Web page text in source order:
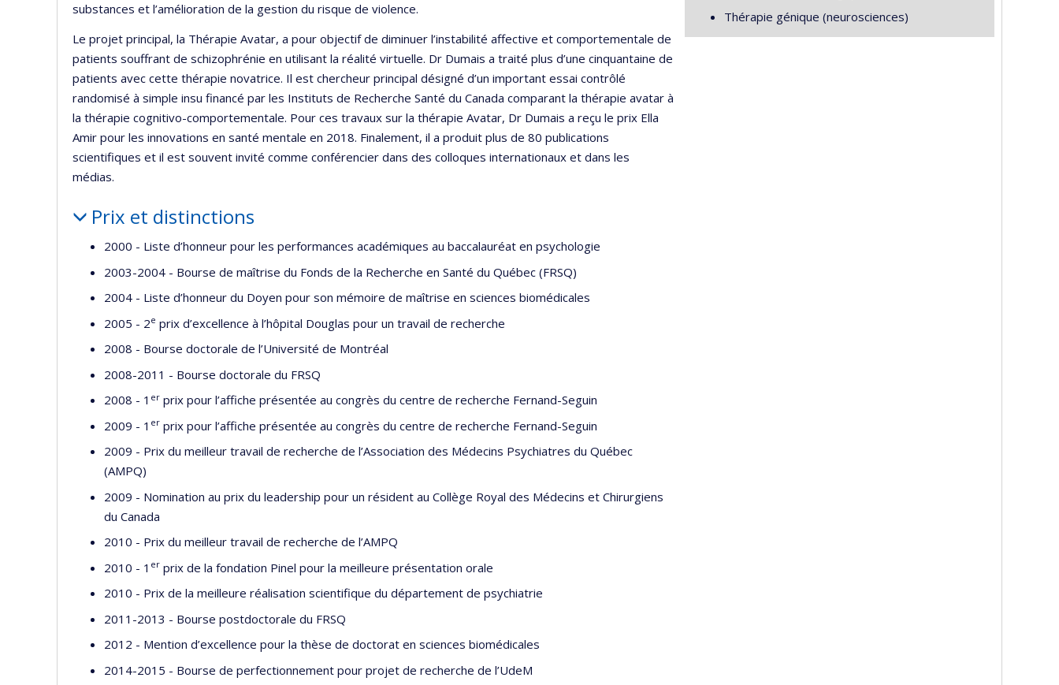
substances et l’amélioration de la gestion du risque de violence.
Le projet principal, la Thérapie Avatar, a pour objectif de diminuer l’instabilité affective et comportementale de
patients souffrant de schizophrénie en utilisant la réalité virtuelle. Dr Dumais a traité plus d’une cinquantaine de
patients avec cette thérapie novatrice. Il est chercheur principal désigné d’un important essai contrôlé
randomisé à simple insu financé par les Instituts de Recherche Santé du Canada comparant la thérapie avatar à
la thérapie cognitivo-comportementale. Pour ces travaux sur la thérapie Avatar, Dr Dumais a reçu le prix Ella
Amir pour les innovations en santé mentale en 2018. Finalement, il a produit plus de 80 publications
scientifiques et il est souvent invité comme conférencier dans des colloques internationaux et dans les
médias.
Prix et distinctions
2000 - Liste d’honneur pour les performances académiques au baccalauréat en psychologie
2003-2004 - Bourse de maîtrise du Fonds de la Recherche en Santé du Québec (FRSQ)
2004 - Liste d’honneur du Doyen pour son mémoire de maîtrise en sciences biomédicales
2005 - 2e prix d’excellence à l’hôpital Douglas pour un travail de recherche
2008 - Bourse doctorale de l’Université de Montréal
2008-2011 - Bourse doctorale du FRSQ
2008 - 1 er prix pour l’affiche présentée au congrès du centre de recherche Fernand-Seguin
2009 - 1 er prix pour l’affiche présentée au congrès du centre de recherche Fernand-Seguin
2009 - Prix du meilleur travail de recherche de l’Association des Médecins Psychiatres du Québec
(AMPQ)
2009 - Nomination au prix du leadership pour un résident au Collège Royal des Médecins et Chirurgiens
du Canada
2010 - Prix du meilleur travail de recherche de l’AMPQ
2010 - 1 er prix de la fondation Pinel pour la meilleure présentation orale
2010 - Prix de la meilleure réalisation scientifique du département de psychiatrie
2011-2013 - Bourse postdoctorale du FRSQ
2012 - Mention d’excellence pour la thèse de doctorat en sciences biomédicales
2014-2015 - Bourse de perfectionnement pour projet de recherche de l’UdeM
Thérapie génique (neurosciences)